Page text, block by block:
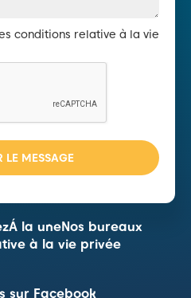
conditions relative à la vie
Á la uneNos bureaux
à la vie privée
sur Facebook